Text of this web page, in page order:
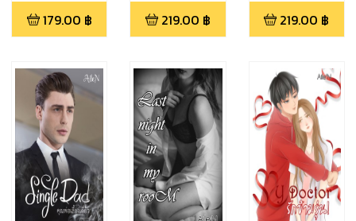
ทวงคืนรัก
179.00 ฿ 219.00 ฿ 219.00 ฿